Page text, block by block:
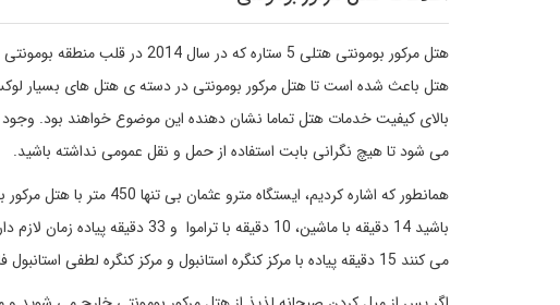
هتل مرکور بومونتی هتلی 5
هتل باعث شده است تا هتل مرکور بومونتی در دسته ی هتل های بسیار
بالای کیفیت خدمات هتل تماما نشان دهنده این موضوع خواهند بود.
می شود تا هیچ نگرانی بابت استفاده از حمل و نقل عمومی نداشته باشید.
همانطور که اشاره کردیم،
باشید 14 دقیقه با ماشین، 10
می کنند 15 دقیقه پیاده با مرکز کنگره استانبول و مرکز کنگره لطفی استانبول فاصله خواهند داشت.